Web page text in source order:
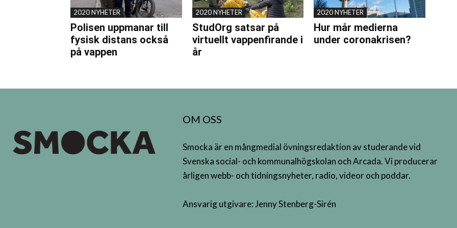
2020 NYHETER
Polisen uppmanar till
fysisk distans också
på vappen
2020 NYHETER
StudOrg satsar på
virtuellt vappenfirande i
år
2020 NYHETER
Hur mår medierna
under coronakrisen?
OM OSS
Smocka är en mångmedial övningsredaktion av studerande vid
Svenska social- och kommunalhögskolan och Arcada. Vi producerar
årligen webb- och tidningsnyheter, radio, videor och poddar.
Ansvarig utgivare: Jenny Stenberg-Sirén